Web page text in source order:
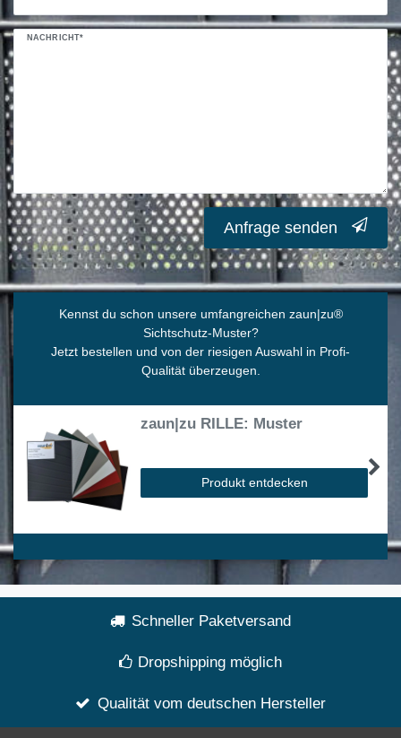
NACHRICHT*
Anfrage senden
Kennst du schon unsere umfangreichen zaun|zu®
Sichtschutz-Muster?
Jetzt bestellen und von der riesigen Auswahl in Profi-
Qualität überzeugen.
zaun|zu RILLE: Muster
Produkt entdecken
Schneller Paketversand
Dropshipping möglich
Qualität vom deutschen Hersteller